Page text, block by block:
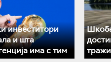
инвеститори
и шта
има с тим